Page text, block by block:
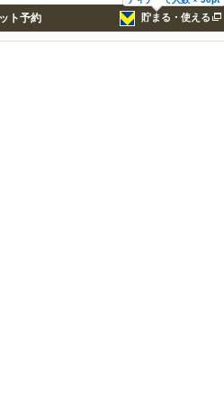
貯まる・使える
ト予約